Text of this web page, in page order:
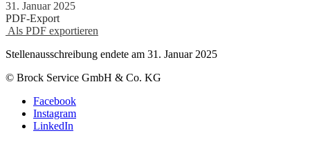
31. Januar 2025
PDF-Export
Als PDF exportieren
Stellenausschreibung endete am 31. Januar 2025
© Brock Service GmbH & Co. KG
Facebook
Instagram
LinkedIn